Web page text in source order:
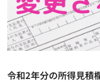
令和2年分の所得見積